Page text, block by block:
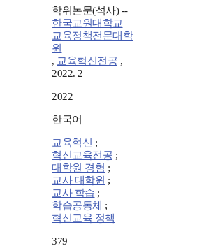
학위논문(석사) --
한국교원대학교
교육정책전문대학
원
, 교육혁신전공 ,
2022. 2
2022
한국어
교육혁신 ;
혁신교육전공 ;
대학원 경험 ;
교사 대학원 ;
교사 학습 ;
학습공동체 ;
혁신교육 정책
379